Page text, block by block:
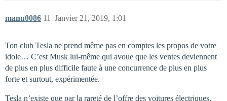
manu0086 Janvier 21, 2019, 1:01
11
Ton club Tesla ne prend même pas en comptes les propos de votre
idole… C’est Musk lui-même qui avoue que les ventes deviennent
de plus en plus difficile faute à une concurrence de plus en plus
forte et surtout, expérimentée.
Tesla n’existe que par la rareté de l’offre des voitures électriques,